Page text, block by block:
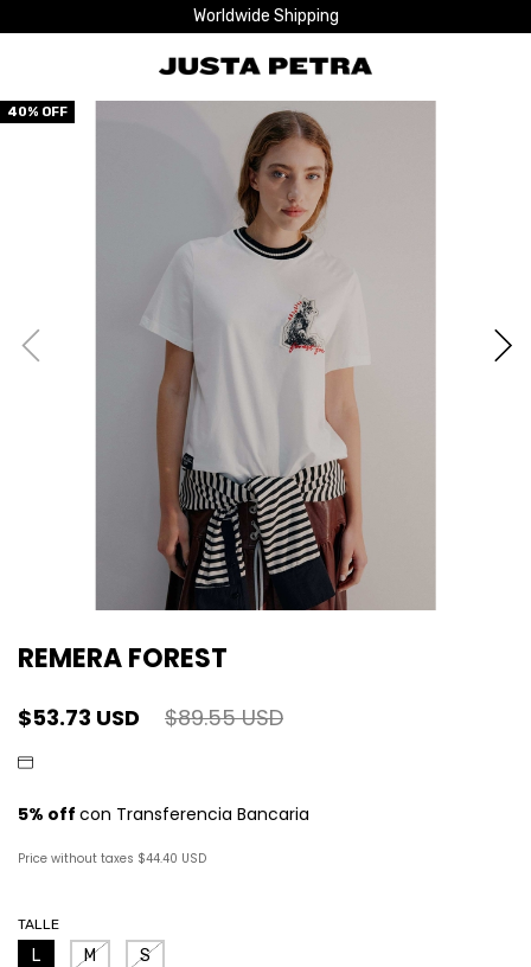
Worldwide Shipping
40% OFF
REMERA FOREST
$53.73 USD $89.55 USD
Price without taxes $44.40 USD
TALLE
L M S